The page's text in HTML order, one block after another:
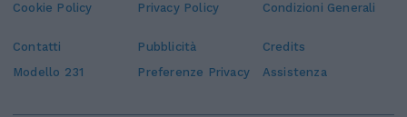
Cookie Policy Privacy Policy Condizioni Generali
Contatti Pubblicità
Credits
Modello 231
Preferenze Privacy Assistenza